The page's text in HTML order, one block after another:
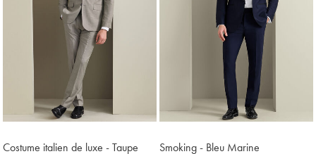
Costume italien de luxe - Taupe
Smoking - Bleu Marine